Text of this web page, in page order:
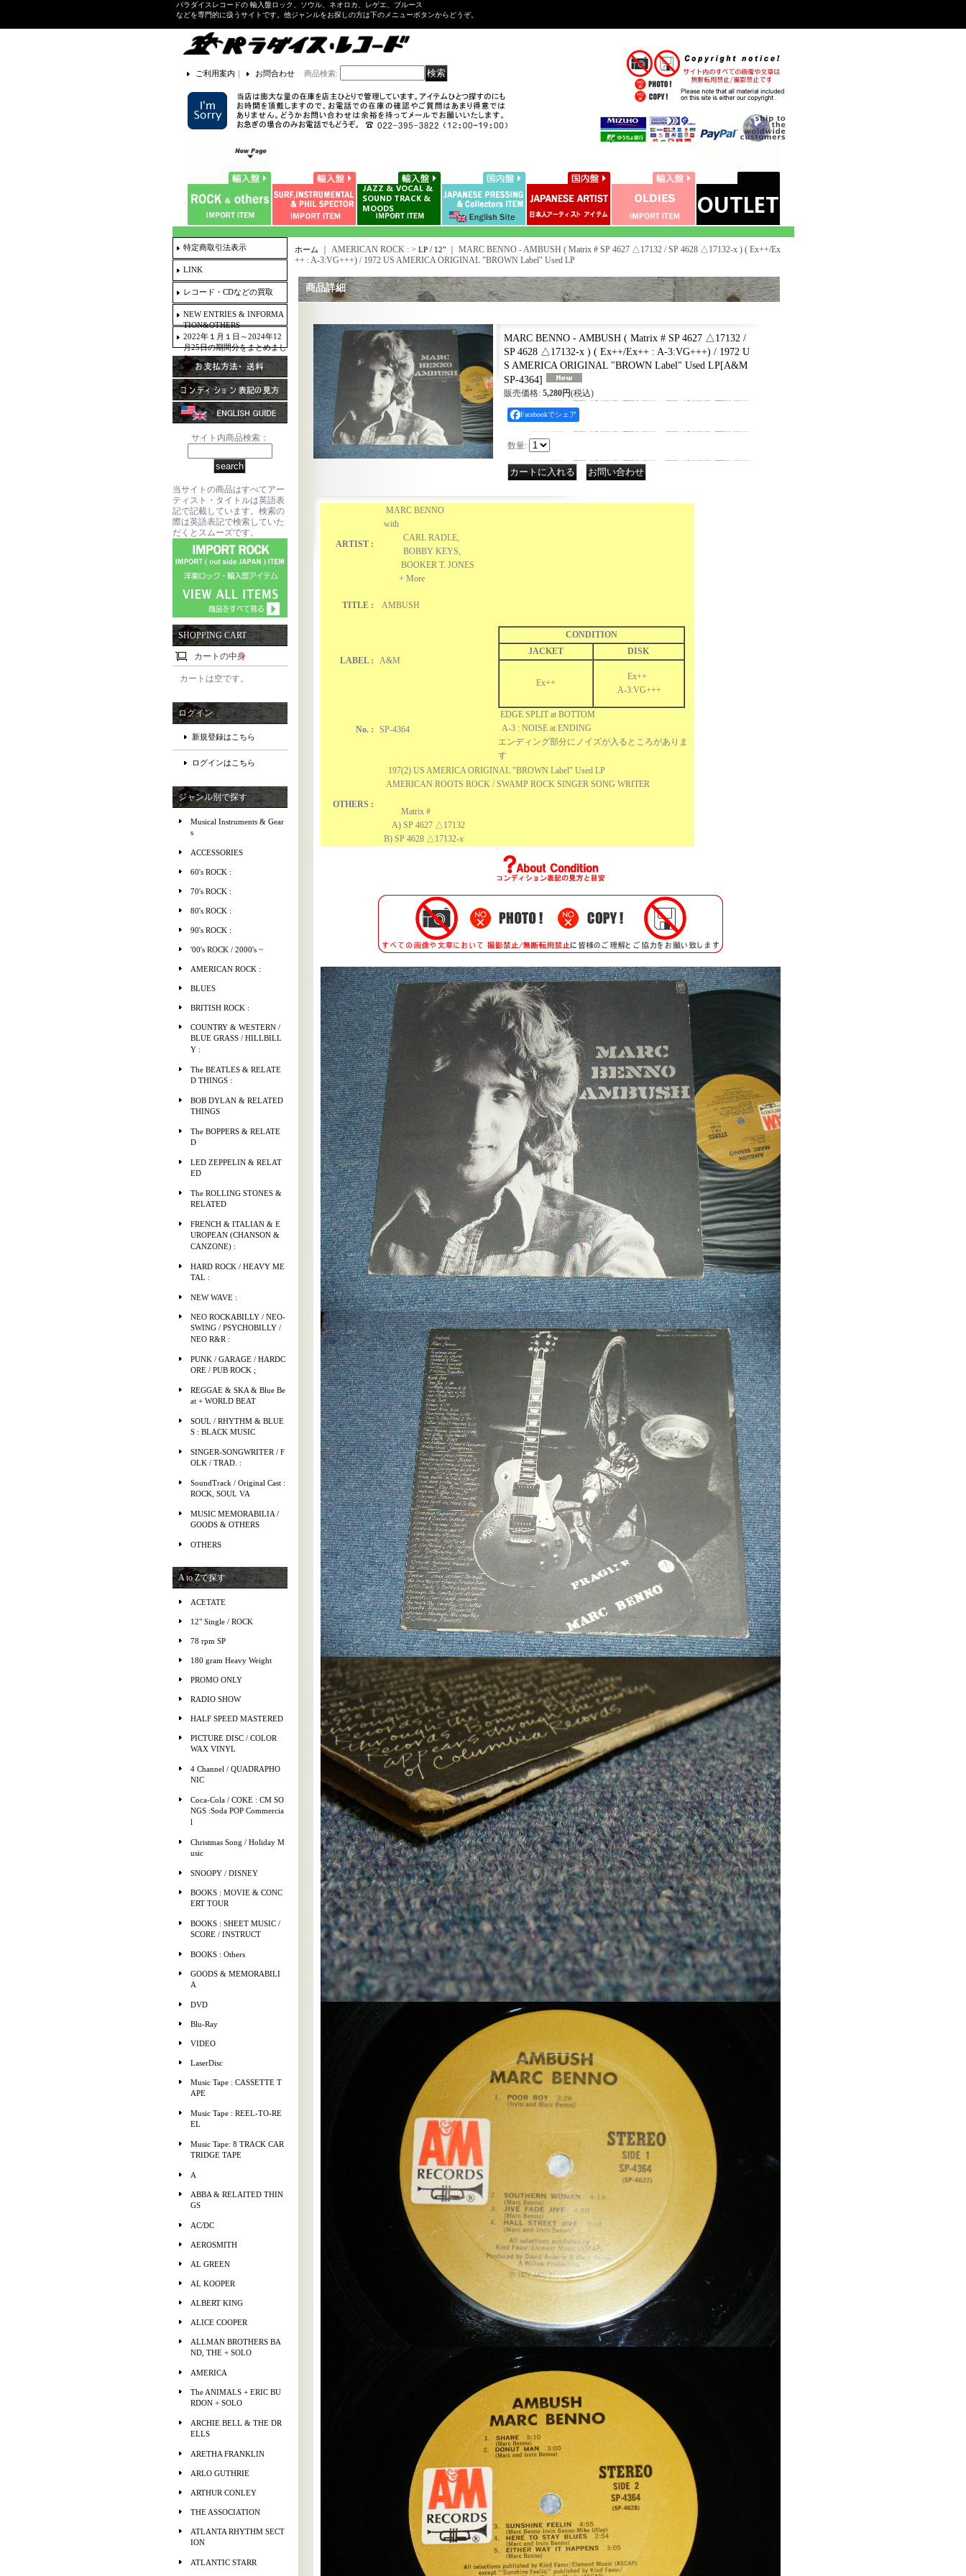
パラダイスレコードの 輸入盤ロック、ソウル、ネオロカ、レゲエ、ブルース
などを専門的に扱うサイトです。他ジャンルをお探しの方は下のメニューボタンからどうぞ。
ご利用案内 ｜ お問合わせ 商品検索:
特定商取引法表示
LINK
レコード・CDなどの買取
NEW ENTRIES & INFORMA
TION&OTHERS
2022年１月１日～2024年12
月25日の期間分をまとめまし
た。
サイト内商品検索：
当サイトの商品はすべてアー
ティスト・タイトルは英語表
記で記載しています。検索の
際は英語表記で検索していた
だくとスムーズです。
SHOPPING CART
カートの中身
カートは空です。
ログイン
新規登録はこちら
ログインはこちら
ジャンル別で探す
Musical Instruments & Gear
s
ACCESSORIES
60's ROCK :
70's ROCK :
80's ROCK :
90's ROCK :
'00's ROCK / 2000's ~
AMERICAN ROCK :
BLUES
BRITISH ROCK :
COUNTRY & WESTERN /
BLUE GRASS / HILLBILL
Y :
The BEATLES & RELATE
D THINGS :
BOB DYLAN & RELATED
THINGS
The BOPPERS & RELATE
D
LED ZEPPELIN & RELAT
ED
The ROLLING STONES &
RELATED
FRENCH & ITALIAN & E
UROPEAN (CHANSON &
CANZONE) :
HARD ROCK / HEAVY ME
TAL :
NEW WAVE :
NEO ROCKABILLY / NEO-
SWING / PSYCHOBILLY /
NEO R&R :
PUNK / GARAGE / HARDC
ORE / PUB ROCK ;
REGGAE & SKA & Blue Be
at + WORLD BEAT
SOUL / RHYTHM & BLUE
S : BLACK MUSIC
SINGER-SONGWRITER / F
OLK / TRAD. :
SoundTrack / Original Cast :
ROCK, SOUL VA
MUSIC MEMORABILIA /
GOODS & OTHERS
OTHERS
A to Zで探す
ACETATE
12" Single / ROCK
78 rpm SP
180 gram Heavy Weight
PROMO ONLY
RADIO SHOW
HALF SPEED MASTERED
PICTURE DISC / COLOR
WAX VINYL
4 Channel / QUADRAPHO
NIC
Coca-Cola / COKE : CM SO
NGS :Soda POP Commercia
l
Christmas Song / Holiday M
usic
SNOOPY / DISNEY
BOOKS : MOVIE & CONC
ERT TOUR
BOOKS : SHEET MUSIC /
SCORE / INSTRUCT
BOOKS : Others
GOODS & MEMORABILI
A
DVD
Blu-Ray
VIDEO
LaserDisc
Music Tape : CASSETTE T
APE
Music Tape : REEL-TO-RE
EL
Music Tape: 8 TRACK CAR
TRIDGE TAPE
A
ABBA & RELAITED THIN
GS
AC/DC
AEROSMITH
AL GREEN
AL KOOPER
ALBERT KING
ALICE COOPER
ALLMAN BROTHERS BA
ND, THE + SOLO
AMERICA
The ANIMALS + ERIC BU
RDON + SOLO
ARCHIE BELL & THE DR
ELLS
ARETHA FRANKLIN
ARLO GUTHRIE
ARTHUR CONLEY
THE ASSOCIATION
ATLANTA RHYTHM SECT
ION
ATLANTIC STARR
ホーム ｜ AMERICAN ROCK : > LP / 12"｜ MARC BENNO - AMBUSH ( Matrix # SP 4627 △17132 / SP 4628 △17132-x ) ( Ex++/Ex
++ : A-3:VG+++) / 1972 US AMERICA ORIGINAL "BROWN Label" Used LP
商品詳細
MARC BENNO - AMBUSH ( Matrix # SP 4627 △17132 /
SP 4628 △17132-x ) ( Ex++/Ex++ : A-3:VG+++) / 1972 U
S AMERICA ORIGINAL "BROWN Label" Used LP[A&M
SP-4364]
販売価格: 5,280円(税込)
Facebookでシェア
数量:
ARTIST :
MARC BENNO
with
CARL RADLE,
BOBBY KEYS,
BOOKER T. JONES
+ More
TITLE : AMBUSH
LABEL : A&M
CONDITION
JACKET
DISK
Ex++
Ex++
A-3:VG+++
EDGE SPLIT at BOTTOM
A-3 : NOISE at ENDING
エンディング部分にノイズが入るところがありま
す
No. : SP-4364
OTHERS :
197(2) US AMERICA ORIGINAL "BROWN Label" Used LP
AMERICAN ROOTS ROCK / SWAMP ROCK SINGER SONG WRITER
Matrix #
A) SP 4627 △17132
B) SP 4628 △17132-x